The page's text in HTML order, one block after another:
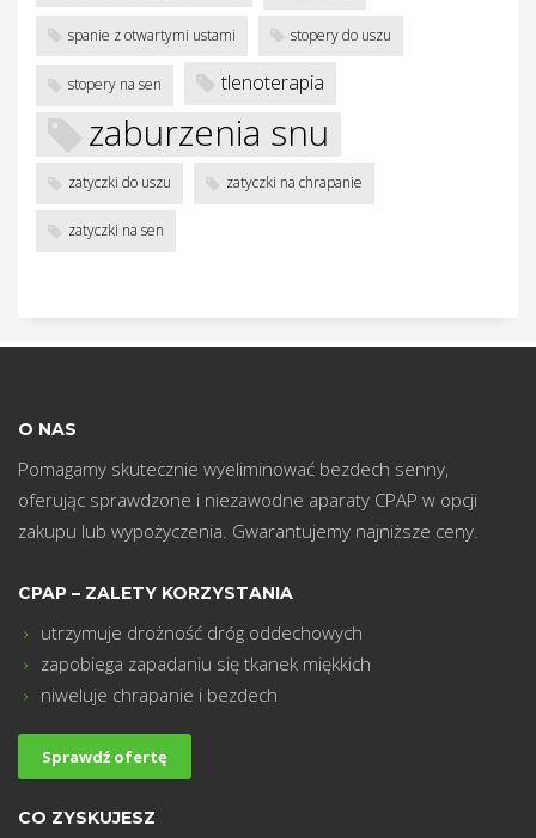
spanie z otwartymi ustami stopery do uszu
stopery na sen tlenoterapia
zaburzenia snu
zatyczki do uszu zatyczki na chrapanie
zatyczki na sen
O NAS
Pomagamy skutecznie wyeliminować bezdech senny,
oferując sprawdzone i niezawodne aparaty CPAP w opcji
zakupu lub wypożyczenia. Gwarantujemy najniższe ceny.
CPAP – ZALETY KORZYSTANIA
utrzymuje drożność dróg oddechowych
zapobiega zapadaniu się tkanek miękkich
niweluje chrapanie i bezdech
Sprawdź ofertę
CO ZYSKUJESZ